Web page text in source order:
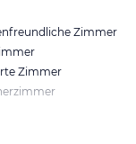
Zimmer
Zimmer